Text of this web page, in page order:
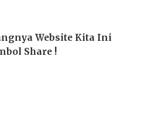
Website Kita Ini
Share !